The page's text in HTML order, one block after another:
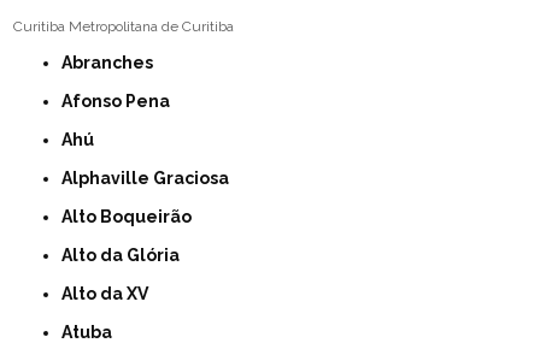
Curitiba Metropolitana de Curitiba
Abranches
Afonso Pena
Ahú
Alphaville Graciosa
Alto Boqueirão
Alto da Glória
Alto da XV
Atuba